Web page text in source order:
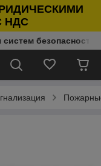
НДС
безопасности